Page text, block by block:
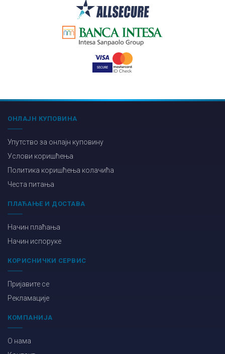
ОНЛАЈН КУПОВИНА
Упутство за онлајн куповину
Услови коришћења
Политика коришћења колачића
Честа питања
ПЛАЋАЊЕ И ДОСТАВА
Начин плаћања
Начин испоруке
КОРИСНИЧКИ СЕРВИС
Пријавите се
Рекламације
КОМПАНИЈА
О нама